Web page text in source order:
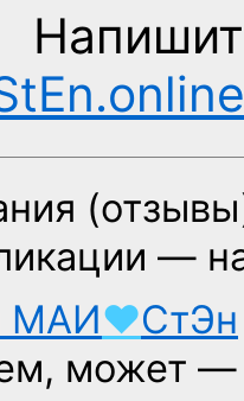
—
МАИ♥СтЭн
может